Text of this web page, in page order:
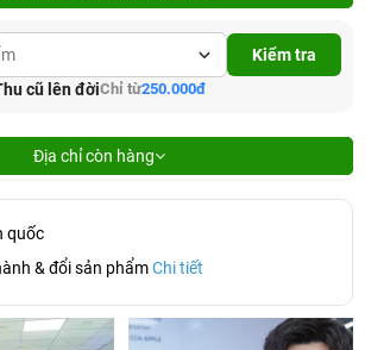
Kiểm tra
cũ lên đờiChỉ từ250.000đ
Địa chỉ còn hàng
quốc
& đổi sản phẩmChi tiết